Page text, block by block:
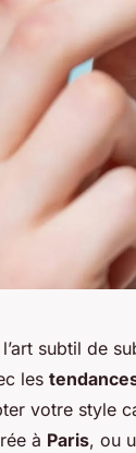
subtil de
les
votre style
à Paris, ou